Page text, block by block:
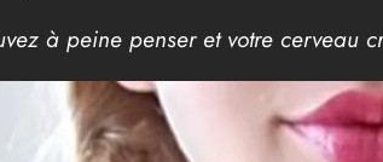
à peine penser et votre